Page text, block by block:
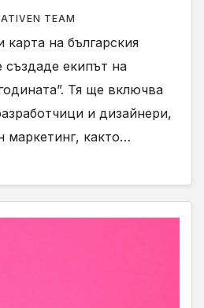
TEAM
на българския
екипът на
Тя ще включва
и дизайнери,
маркетинг, както…